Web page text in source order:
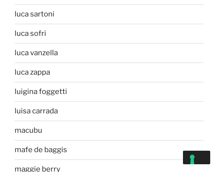
luca sartoni
luca sofri
luca vanzella
luca zappa
luigina foggetti
luisa carrada
macubu
mafe de baggis
maggie berry